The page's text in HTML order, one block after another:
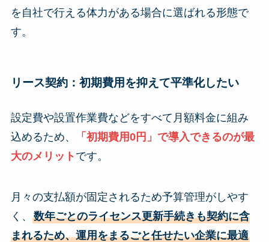
を自社で行える体力がある場合に選ばれる形態で
す。
リース契約：初期費用を抑えて平準化したい
設定費や設置作業費などをすべて月額料金に組み
込めるため、
「初期費用0円」で導入できるのが最
大のメリット です。
月々の支払額が固定されるため予算管理がしやす
く、 数年ごとのライセンス更新手続きも契約に含
まれるため、運用をまるごと任せたい企業に最適